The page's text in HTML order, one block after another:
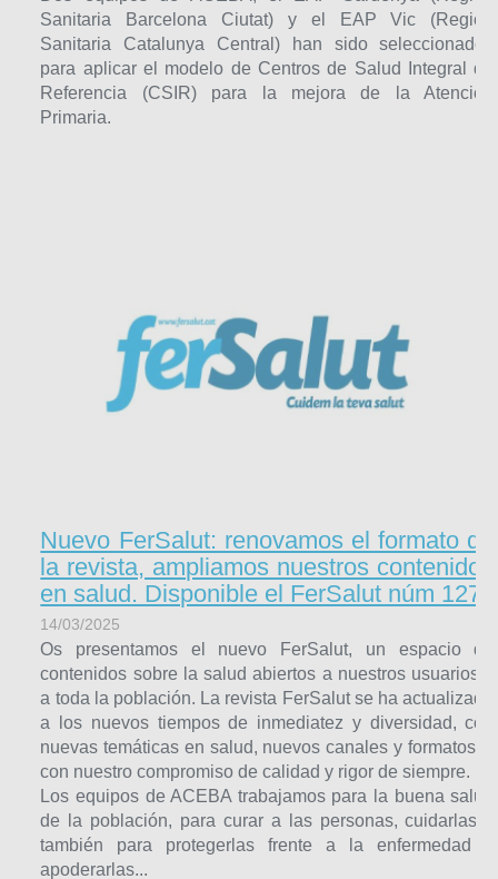
Sanitaria Barcelona Ciutat) y el EAP Vic (Región
Sanitaria Catalunya Central) han sido seleccionados
para aplicar el modelo de Centros de Salud Integral de
Referencia (CSIR) para la mejora de la Atención
Primaria.
Nuevo FerSalut: renovamos el formato de
la revista, ampliamos nuestros contenidos
en salud. Disponible el FerSalut núm 127
14/03/2025
Os presentamos el nuevo FerSalut, un espacio de
contenidos sobre la salud abiertos a nuestros usuarios y
a toda la población. La revista FerSalut se ha actualizado
a los nuevos tiempos de inmediatez y diversidad, con
nuevas temáticas en salud, nuevos canales y formatos, y
con nuestro compromiso de calidad y rigor de siempre.
Los equipos de ACEBA trabajamos para la buena salud
de la población, para curar a las personas, cuidarlas y
también para protegerlas frente a la enfermedad y
apoderarlas...